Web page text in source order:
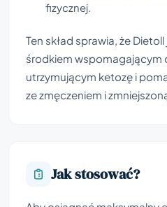
fizycznej.
Ten skład sprawia, że
środkiem wspomagającym
utrzymującym ketozę i
ze zmęczeniem i
Jak stosować?